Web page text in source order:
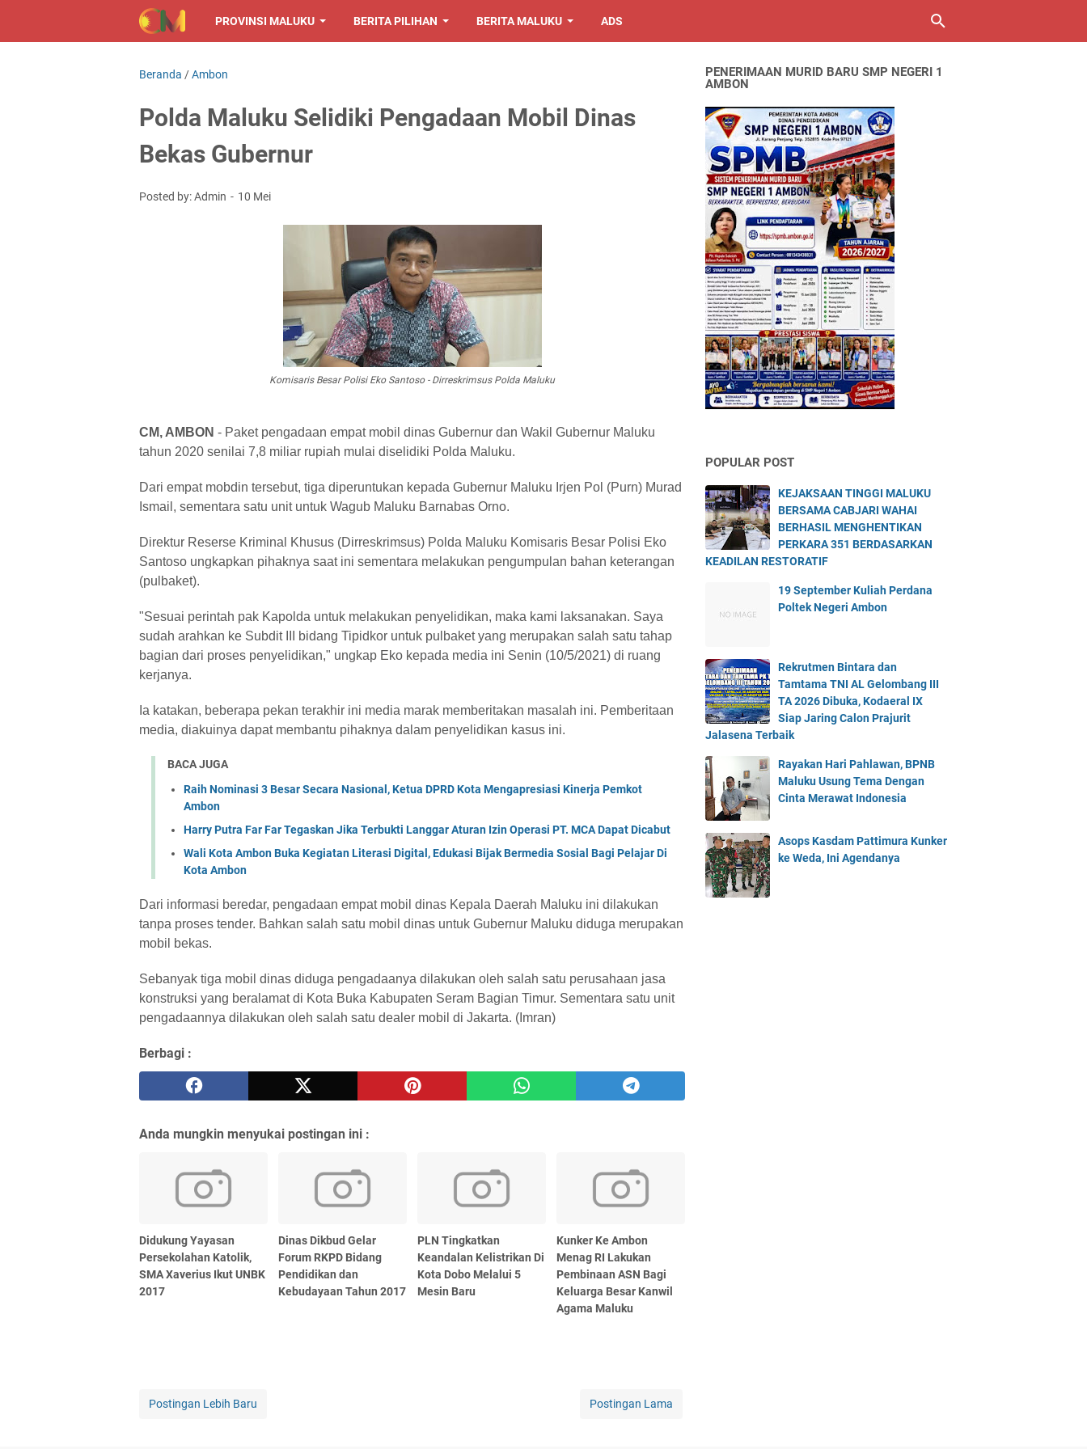
PROVINSI MALUKU BERITA PILIHAN BERITA MALUKU ADS
Beranda /Ambon
Polda Maluku Selidiki Pengadaan Mobil Dinas
Bekas Gubernur
Posted by: Admin 10 Mei
Komisaris Besar Polisi Eko Santoso - Dirreskrimsus Polda Maluku
CM, AMBON - Paket pengadaan empat mobil dinas Gubernur dan Wakil Gubernur Maluku
tahun 2020 senilai 7,8 miliar rupiah mulai diselidiki Polda Maluku.
Dari empat mobdin tersebut, tiga diperuntukan kepada Gubernur Maluku Irjen Pol (Purn) Murad
Ismail, sementara satu unit untuk Wagub Maluku Barnabas Orno.
Direktur Reserse Kriminal Khusus (Dirreskrimsus) Polda Maluku Komisaris Besar Polisi Eko
Santoso ungkapkan pihaknya saat ini sementara melakukan pengumpulan bahan keterangan
(pulbaket).
"Sesuai perintah pak Kapolda untuk melakukan penyelidikan, maka kami laksanakan. Saya
sudah arahkan ke Subdit III bidang Tipidkor untuk pulbaket yang merupakan salah satu tahap
bagian dari proses penyelidikan," ungkap Eko kepada media ini Senin (10/5/2021) di ruang
kerjanya.
Ia katakan, beberapa pekan terakhir ini media marak memberitakan masalah ini. Pemberitaan
media, diakuinya dapat membantu pihaknya dalam penyelidikan kasus ini.
BACA JUGA
Raih Nominasi 3 Besar Secara Nasional, Ketua DPRD Kota Mengapresiasi Kinerja Pemkot
Ambon
Harry Putra Far Far Tegaskan Jika Terbukti Langgar Aturan Izin Operasi PT. MCA Dapat Dicabut
Wali Kota Ambon Buka Kegiatan Literasi Digital, Edukasi Bijak Bermedia Sosial Bagi Pelajar Di
Kota Ambon
Dari informasi beredar, pengadaan empat mobil dinas Kepala Daerah Maluku ini dilakukan
tanpa proses tender. Bahkan salah satu mobil dinas untuk Gubernur Maluku diduga merupakan
mobil bekas.
Sebanyak tiga mobil dinas diduga pengadaanya dilakukan oleh salah satu perusahaan jasa
konstruksi yang beralamat di Kota Buka Kabupaten Seram Bagian Timur. Sementara satu unit
pengadaannya dilakukan oleh salah satu dealer mobil di Jakarta. (Imran)
Berbagi :
Anda mungkin menyukai postingan ini :
Didukung Yayasan
Persekolahan Katolik,
SMA Xaverius Ikut UNBK
2017
Dinas Dikbud Gelar
Forum RKPD Bidang
Pendidikan dan
Kebudayaan Tahun 2017
PLN Tingkatkan
Keandalan Kelistrikan Di
Kota Dobo Melalui 5
Mesin Baru
Kunker Ke Ambon
Menag RI Lakukan
Pembinaan ASN Bagi
Keluarga Besar Kanwil
Agama Maluku
Postingan Lebih Baru Postingan Lama
PENERIMAAN MURID BARU SMP NEGERI 1
AMBON
POPULAR POST
KEJAKSAAN TINGGI MALUKU
BERSAMA CABJARI WAHAI
BERHASIL MENGHENTIKAN
PERKARA 351 BERDASARKAN
KEADILAN RESTORATIF
19 September Kuliah Perdana
Poltek Negeri Ambon
Rekrutmen Bintara dan
Tamtama TNI AL Gelombang III
TA 2026 Dibuka, Kodaeral IX
Siap Jaring Calon Prajurit
Jalasena Terbaik
Rayakan Hari Pahlawan, BPNB
Maluku Usung Tema Dengan
Cinta Merawat Indonesia
Asops Kasdam Pattimura Kunker
ke Weda, Ini Agendanya